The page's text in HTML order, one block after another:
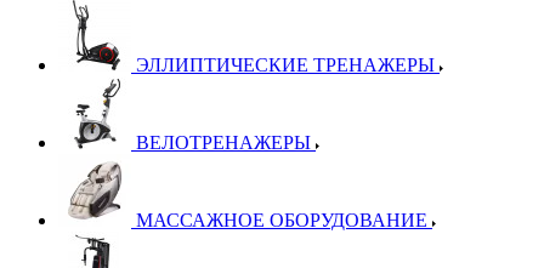
ЭЛЛИПТИЧЕСКИЕ ТРЕНАЖЕРЫ
ВЕЛОТРЕНАЖЕРЫ
МАССАЖНОЕ ОБОРУДОВАНИЕ